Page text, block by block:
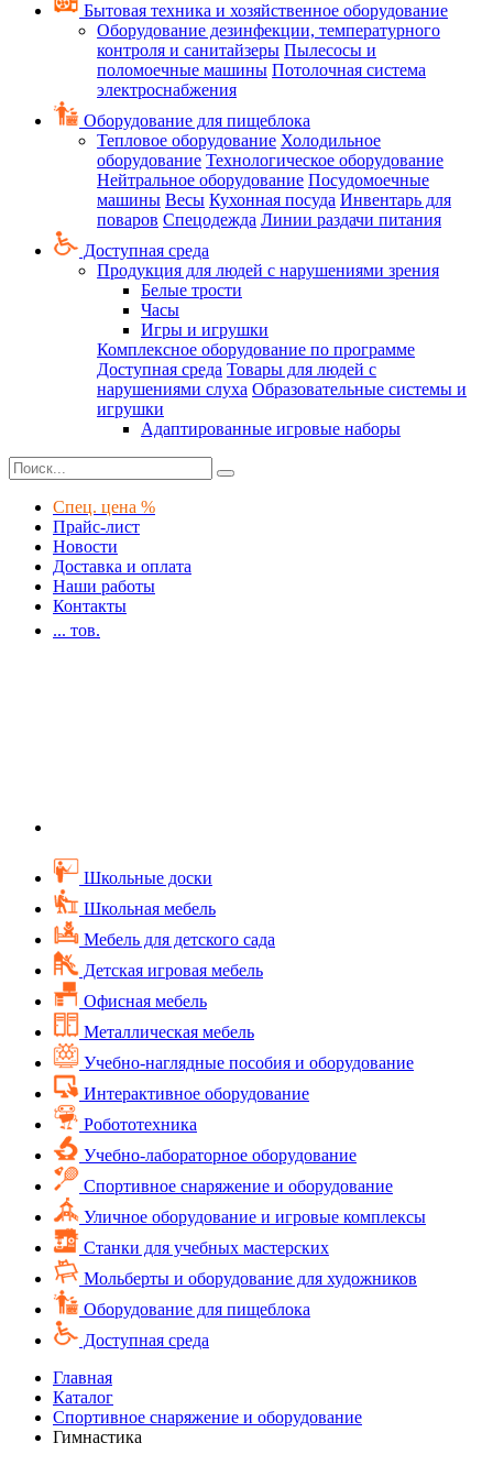
Бытовая техника и хозяйственное оборудование
Оборудование дезинфекции, температурного
контроля и санитайзеры Пылесосы и
поломоечные машины Потолочная система
электроснабжения
Оборудование для пищеблока
Тепловое оборудование Холодильное
оборудование Технологическое оборудование
Нейтральное оборудование Посудомоечные
машины Весы Кухонная посуда Инвентарь для
поваров Спецодежда Линии раздачи питания
Доступная среда
Продукция для людей с нарушениями зрения
Белые трости
Часы
Игры и игрушки
Комплексное оборудование по программе
Доступная среда Товары для людей с
нарушениями слуха Образовательные системы и
игрушки
Адаптированные игровые наборы
Спец. цена %
Прайс-лист
Новости
Доставка и оплата
Наши работы
Контакты
... тов.
Школьные доски
Школьная мебель
Мебель для детского сада
Детская игровая мебель
Офисная мебель
Металлическая мебель
Учебно-наглядные пособия и оборудование
Интерактивное оборудование
Робототехника
Учебно-лабораторное оборудование
Спортивное снаряжение и оборудование
Уличное оборудование и игровые комплексы
Cтанки для учебных мастерских
Мольберты и оборудование для художников
Оборудование для пищеблока
Доступная среда
Главная
Каталог
Спортивное снаряжение и оборудование
Гимнастика